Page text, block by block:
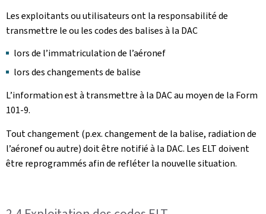
Les exploitants ou utilisateurs ont la responsabilité de
transmettre le ou les codes des balises à la DAC
lors de l’immatriculation de l’aéronef
lors des changements de balise
L’information est à transmettre à la DAC au moyen de la Form
101-9.
Tout changement (p.ex. changement de la balise, radiation de
l’aéronef ou autre) doit être notifié à la DAC. Les ELT doivent
être reprogrammés afin de refléter la nouvelle situation.